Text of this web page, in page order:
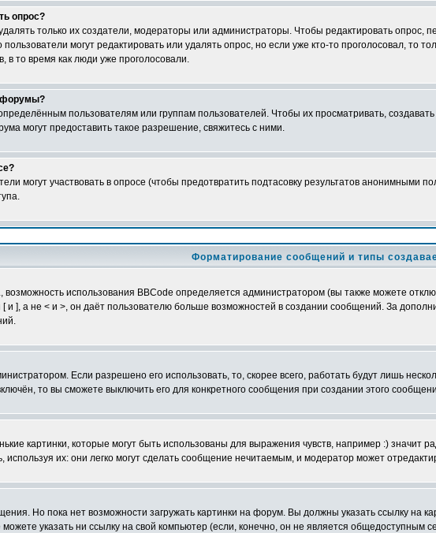
опрос?
только их создатели, модераторы или администраторы. Чтобы редактировать опрос,
пользователи могут редактировать или удалять опрос, но если уже кто-то проголосовал, то
в то время как люди уже проголосовали.
форумы?
пользователям или группам пользователей. Чтобы их просматривать,
могут предоставить такое разрешение, свяжитесь с ними.
могут участвовать в опросе (чтобы предотвратить подтасовку результатов анонимными
Форматирование сообщений и типы
возможность использования BBCode определяется администратором (вы также можете
и ], а не < и >, он даёт пользователю больше возможностей в создании сообщений. За
Если разрешено его использовать, то, скорее всего, работать будут лишь
то вы сможете выключить его для конкретного сообщения при создании этого
картинки, которые могут быть использованы для выражения чувств, например :) значит
используя их: они легко могут сделать сообщение нечитаемым, и модератор может
Но пока нет возможности загружать картинки на форум. Вы должны указать ссылку на
указать ни ссылку на свой компьютер (если, конечно, он не является общедоступным